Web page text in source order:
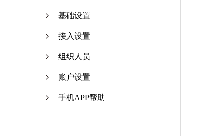
基础设置
接入设置
组织人员
账户设置
手机APP帮助